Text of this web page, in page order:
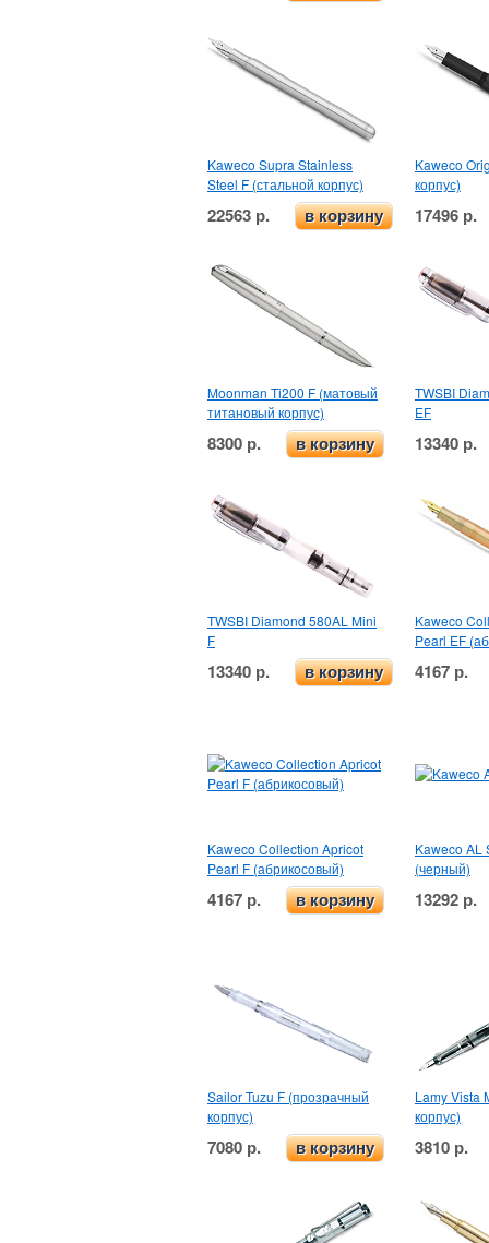
Kaweco Supra Stainless
Steel F (стальной корпус)
22563 р. в корзину
Kaweco
корпус)
17496 р.
Moonman Ti200 F (матовый
титановый корпус)
8300 р. в корзину
TWSBI
EF
13340 р.
TWSBI Diamond 580AL Mini
F
13340 р. в корзину
Kaweco
Pearl EF
4167 р.
Kaweco Collection Apricot
Pearl F (абрикосовый)
4167 р. в корзину
Kaweco AL
(черный)
13292 р.
Sailor Tuzu F (прозрачный
корпус)
7080 р. в корзину
Lamy Vista
корпус)
3810 р.